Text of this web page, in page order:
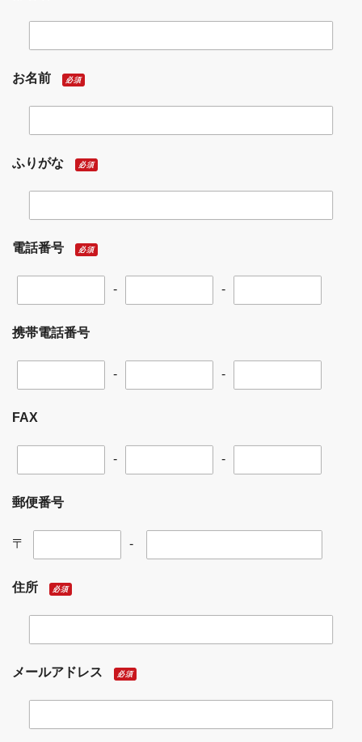
お名前 必須
ふりがな 必須
電話番号 必須
- -
携帯電話番号
- -
FAX
- -
郵便番号
〒 -
住所 必須
メールアドレス 必須